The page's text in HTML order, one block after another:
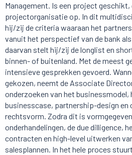
Management. Is een project
projectorganisatie op. In dit
hij/zij de criteria waaraan het
vanuit het perspectief van de bank
daarvan stelt hij/zij de longlist en
binnen- of buitenland. Met de meest
intensieve gesprekken gevoerd.
gekozen, neemt de Associate
onderzoeken van het businessmodel,
businesscase, partnership-design en
rechtsvorm. Zodra dit is
onderhandelingen, de due dilligence,
contracten en high-level uitwerken
salesplannen. In het hele proces